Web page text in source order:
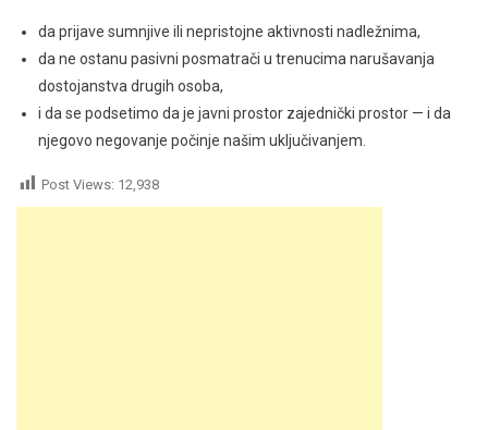
da prijave sumnjive ili nepristojne aktivnosti nadležnima,
da ne ostanu pasivni posmatrači u trenucima narušavanja
dostojanstva drugih osoba,
i da se podsetimo da je javni prostor zajednički prostor — i da
njegovo negovanje počinje našim uključivanjem.
Post Views: 12,938